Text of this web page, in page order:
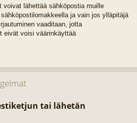
voivat lähettää sähköpostia muille
ja vain jos ylläpitäjä
vaaditaan, jotta
eivät voisi väärinkäyttää
tai lähetän